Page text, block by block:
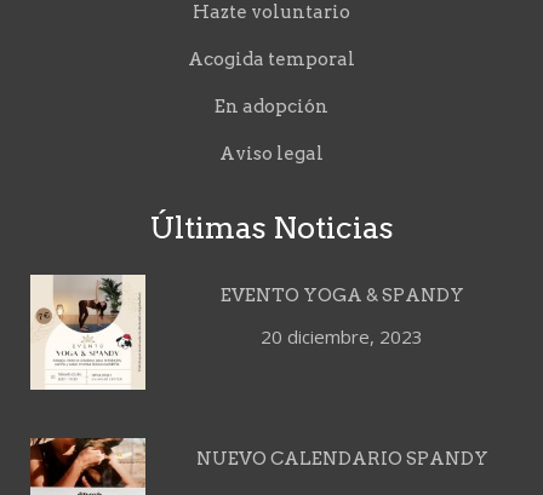
Hazte voluntario
Acogida temporal
En adopción
Aviso legal
Últimas Noticias
EVENTO YOGA & SPANDY
20 diciembre, 2023
NUEVO CALENDARIO SPANDY